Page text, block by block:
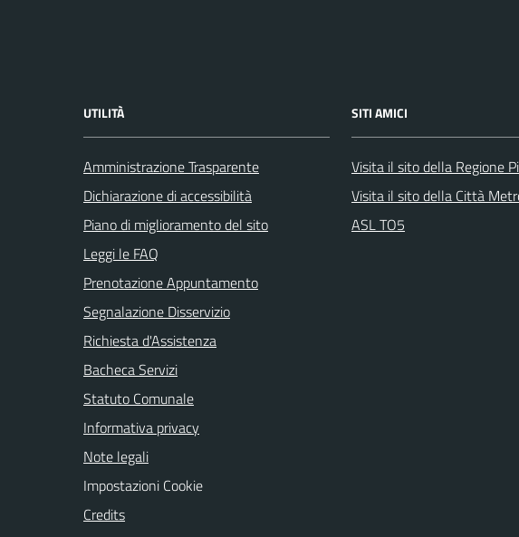
UTILITÀ
Amministrazione Trasparente
Dichiarazione di accessibilità
Piano di miglioramento del sito
Leggi le FAQ
Prenotazione Appuntamento
Segnalazione Disservizio
Richiesta d'Assistenza
Bacheca Servizi
Statuto Comunale
Informativa privacy
Note legali
Impostazioni Cookie
Credits
SITI AMICI
Visita il sito della Regione
Visita il sito della Città
ASL TO5